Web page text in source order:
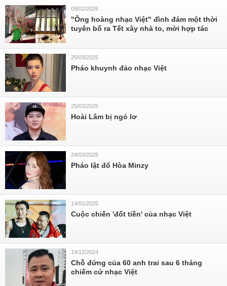
09/02/2026
"Ông hoàng nhạc Việt" đình đám một thời
tuyên bố ra Tết xây nhà to, mời hợp tác
25/03/2025
Pháo khuynh đảo nhạc Việt
25/03/2025
Hoài Lâm bị ngó lơ
24/03/2025
Pháo lật đổ Hòa Minzy
14/01/2025
Cuộc chiến 'đốt tiền' của nhạc Việt
19/12/2024
Chỗ đứng của 60 anh trai sau 6 tháng
chiếm cứ nhạc Việt